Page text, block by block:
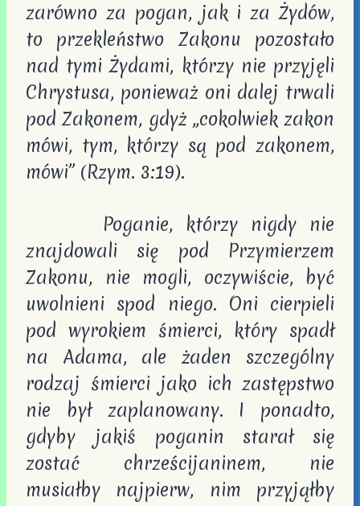
zarówno za pogan, jak i za Żydów,
to przekleństwo Zakonu pozostało
nad tymi Żydami, którzy nie przyjęli
Chrystusa, ponieważ oni dalej trwali
pod Zakonem, gdyż „cokolwiek zakon
mówi, tym, którzy są pod zakonem,
mówi” (Rzym. 3:19).
Poganie, którzy nigdy nie
znajdowali się pod Przymierzem
Zakonu, nie mogli, oczywiście, być
uwolnieni spod niego. Oni cierpieli
pod wyrokiem śmierci, który spadł
na Adama, ale żaden szczególny
rodzaj śmierci jako ich zastępstwo
nie był zaplanowany. I ponadto,
gdyby jakiś poganin starał się
zostać chrześcijaninem, nie
musiałby najpierw, nim przyjąłby